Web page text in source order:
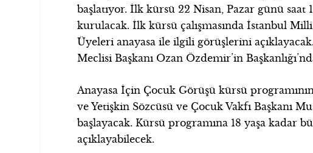
başlatıyor. İlk kürsü 22 Nisan, Pazar günü saat
kurulacak. İlk kürsü çalışmasında İstanbul
Üyeleri anayasa ile ilgili görüşlerini
Meclisi Başkanı Ozan Özdemir’in
Anayasa İçin Çocuk Görüşü kürsü
ve Yetişkin Sözcüsü ve Çocuk Vakfı Başkanı
başlayacak. Kürsü programına 18 yaşa kadar
açıklayabilecek.